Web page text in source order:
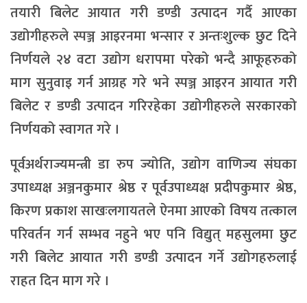
तयारी बिलेट आयात गरी डण्डी उत्पादन गर्दै आएका
उद्योगीहरुले स्पञ्ज आइरनमा भन्सार र अन्तःशुल्क छुट दिने
निर्णयले २४ वटा उद्योग धरापमा परेको भन्दै आफूहरुको
माग सुनुवाइ गर्न आग्रह गरे भने स्पञ्ज आइरन आयात गरी
बिलेट र डण्डी उत्पादन गरिरहेका उद्योगीहरुले सरकारको
निर्णयको स्वागत गरे ।
पूर्वअर्थराज्यमन्त्री डा रुप ज्योति, उद्योग वाणिज्य संघका
उपाध्यक्ष अञ्जनकुमार श्रेष्ठ र पूर्वउपाध्यक्ष प्रदीपकुमार श्रेष्ठ,
किरण प्रकाश साखःलगायतले ऐनमा आएको विषय तत्काल
परिवर्तन गर्न सम्भव नहुने भए पनि विद्युत् महसुलमा छुट
गरी बिलेट आयात गरी डण्डी उत्पादन गर्ने उद्योगहरुलाई
राहत दिन माग गरे ।